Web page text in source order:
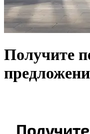
Получите